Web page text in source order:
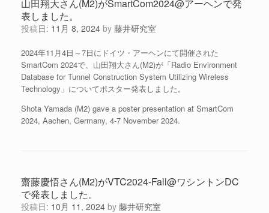
山田翔大さん(M2)がSmartCom2024@アーヘンで発
表しました。
投稿日: 11月 8, 2024 by 藤井研究室
2024年11月4日～7日にドイツ・アーヘンにて開催された
SmartCom 2024で、山田翔大さん(M2)が「Radio Environment
Database for Tunnel Construction System Utilizing Wireless
Technology」についてポスター発表しました。
Shota Yamada (M2) gave a poster presentation at SmartCom
2024, Aachen, Germany, 4-7 November 2024.
齋藤慶悟さん(M2)がVTC2024-Fall@ワシントンDC
で発表しました。
投稿日: 10月 11, 2024 by 藤井研究室